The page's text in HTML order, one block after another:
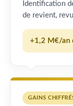
Identification
de revient,
+1,2 M€/an
GAINS